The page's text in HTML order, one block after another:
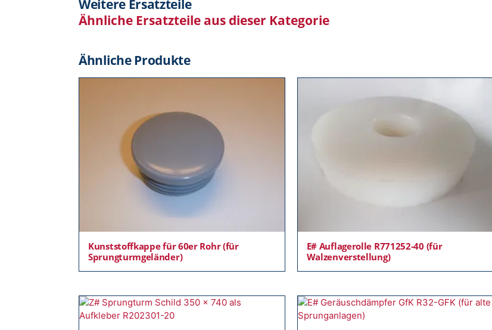
Weitere Ersatzteile
Ähnliche Ersatzteile aus dieser Kategorie
Ähnliche Produkte
Kunststoffkappe für 60er Rohr (für
Sprungturmgeländer)
E# Auflagerolle R771252-40 (für
Walzenverstellung)